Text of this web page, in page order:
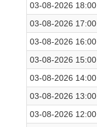
03-08-2026 18:00
03-08-2026 17:00
03-08-2026 16:00
03-08-2026 15:00
03-08-2026 14:00
03-08-2026 13:00
03-08-2026 12:00